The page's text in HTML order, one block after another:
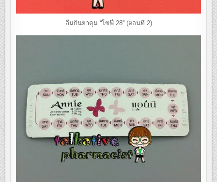
ลืมกินยาคุม “โซฟี่ 28” (ตอนที่ 2)